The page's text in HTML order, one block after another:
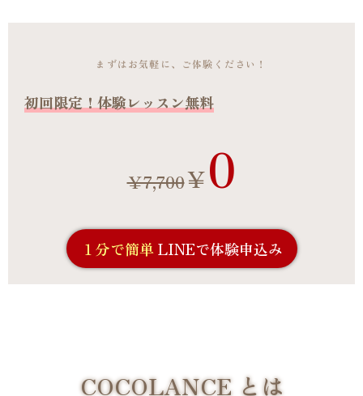
まずはお気軽に、ご体験ください！
初回限定！体験レッスン無料
￥7,700￥0
１分で簡単LINEで体験申込み
COCOLANCE とは